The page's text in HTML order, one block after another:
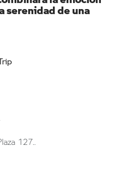
serenidad de una
127..